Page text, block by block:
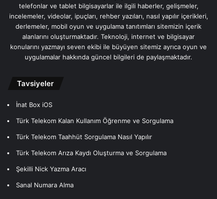
telefonlar ve tablet bilgisayarlar ile ilgili haberler, gelişmeler,
incelemeler, videolar, ipuçları, rehber yazıları, nasıl yapılır içerikleri,
derlemeler, mobil oyun ve uygulama tanıtımları sitemizin içerik
alanlarını oluşturmaktadır. Teknoloji, internet ve bilgisayar
konularını yazmayı seven ekibi ile büyüyen sitemiz ayrıca oyun ve
uygulamalar hakkında güncel bilgileri de paylaşmaktadır.
Tavsiyeler
İnat Box iOS
Türk Telekom Kalan Kullanım Öğrenme ve Sorgulama
Türk Telekom Taahhüt Sorgulama Nasıl Yapılır
Türk Telekom Arıza Kaydı Oluşturma ve Sorgulama
Şekilli Nick Yazma Aracı
Sanal Numara Alma